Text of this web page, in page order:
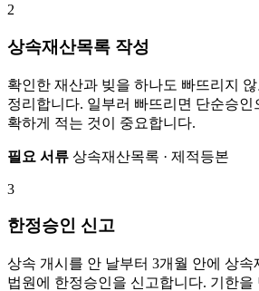
2
상속재산목록 작성
확인한 재산과 빚을 하나도 빠뜨리지
정리합니다. 일부러 빠뜨리면 단순승인
확하게 적는 것이 중요합니다.
필요 서류 상속재산목록 · 제적등본
3
한정승인 신고
상속 개시를 안 날부터 3개월 안에 상속
법원에 한정승인을 신고합니다. 기한을